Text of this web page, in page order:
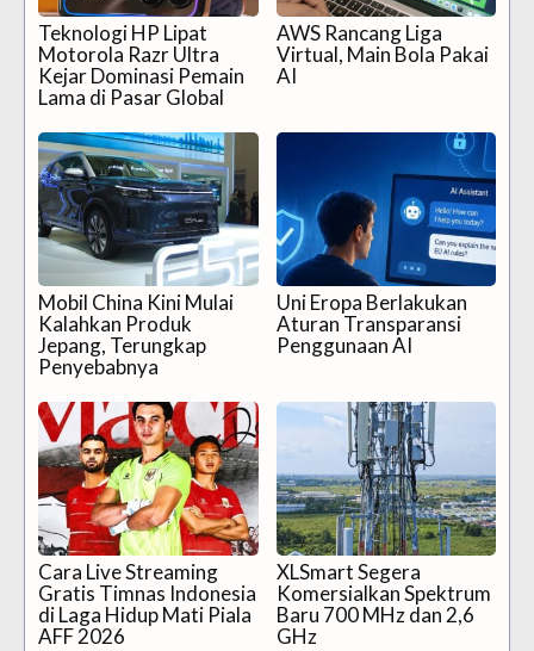
Teknologi HP Lipat
Motorola Razr Ultra
Kejar Dominasi Pemain
Lama di Pasar Global
AWS Rancang Liga
Virtual, Main Bola Pakai
AI
Mobil China Kini Mulai
Kalahkan Produk
Jepang, Terungkap
Penyebabnya
Uni Eropa Berlakukan
Aturan Transparansi
Penggunaan AI
Cara Live Streaming
Gratis Timnas Indonesia
di Laga Hidup Mati Piala
AFF 2026
XLSmart Segera
Komersialkan Spektrum
Baru 700 MHz dan 2,6
GHz